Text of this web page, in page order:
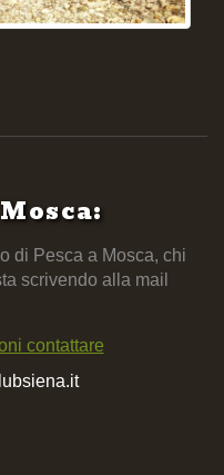
di Pesca a Mosca, chi
scrivendo alla mail
contattare